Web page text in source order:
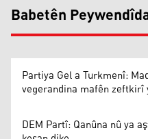
Babetên
Partiya Gel a Turkmenî:
vegerandina mafên zeftkirî
DEM Partî: Qanûna nû ya